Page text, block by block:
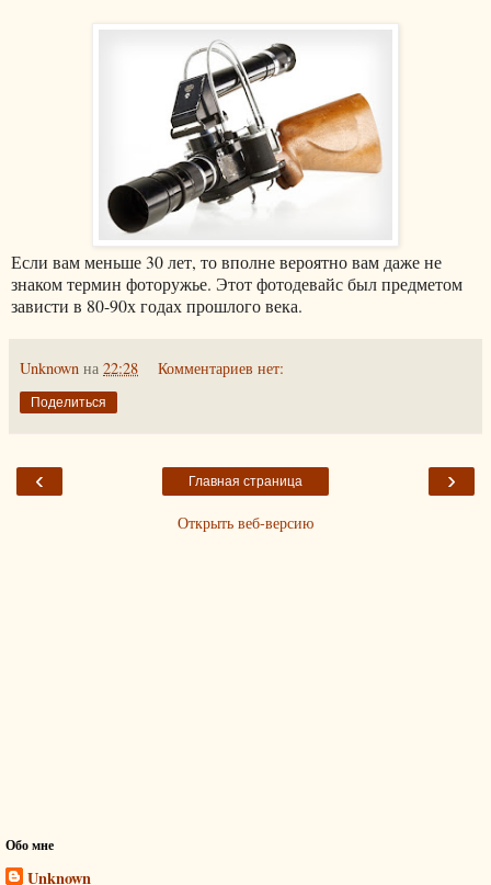
Если вам меньше 30 лет, то вполне вероятно вам даже не
знаком термин фоторужье. Этот фотодевайс был предметом
зависти в 80-90х годах прошлого века.
Unknown на 22:28 Комментариев нет:
Поделиться
‹ ›
Главная страница
Открыть веб-версию
Обо мне
Unknown